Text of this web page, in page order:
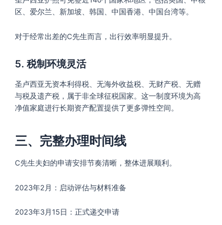
区、爱尔兰、新加坡、韩国、中国香港、中国台湾等。
对于经常出差的C先生而言，出行效率明显提升。
5. 税制环境灵活
圣卢西亚无资本利得税、无海外收益税、无财产税、无赠
与税及遗产税，属于非全球征税国家。这一制度环境为高
净值家庭进行长期资产配置提供了更多弹性空间。
三、完整办理时间线
C先生夫妇的申请安排节奏清晰，整体进展顺利。
2023年2月：启动评估与材料准备
2023年3月15日：正式递交申请